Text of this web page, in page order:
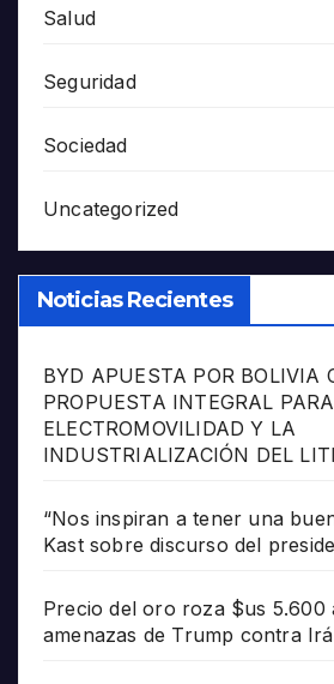
Salud
Seguridad
Sociedad
Uncategorized
Noticias Recientes
BYD APUESTA POR BOLIVIA
PROPUESTA INTEGRAL
ELECTROMOVILIDAD Y LA
INDUSTRIALIZACIÓN DEL
“Nos inspiran a tener una
Kast sobre discurso del
Precio del oro roza $us 5.600
amenazas de Trump contra